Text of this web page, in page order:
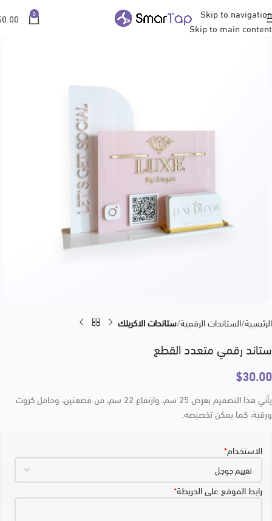
Skip to navigation
Skip to main content
0
0.00
الرئيسية الستاندات الرقمية ستاندات الاكريلك
ستاند رقمي متعدد القطع
$30.00
يأتي هذا التصميم بعرض 25 سم، وارتفاع 22 سم، من قصعتين، وحامل كروت
ورقية، كما يمكن تخصيصه.
*الاستخدام
*رابط الموقع على الخريطة